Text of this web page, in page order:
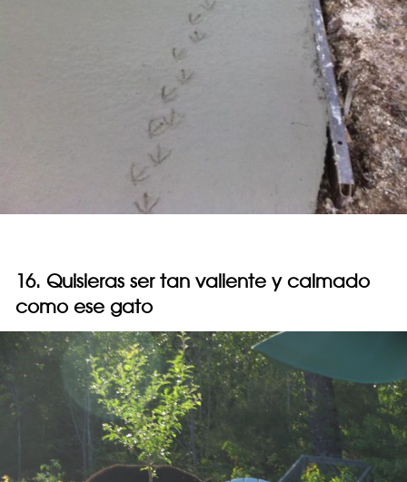
16. Quisieras ser tan valiente y calmado
como ese gato